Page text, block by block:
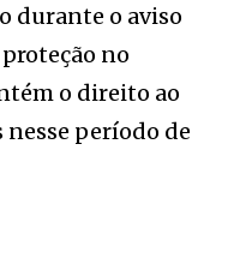
durante o aviso
no
o direito ao
nesse período de